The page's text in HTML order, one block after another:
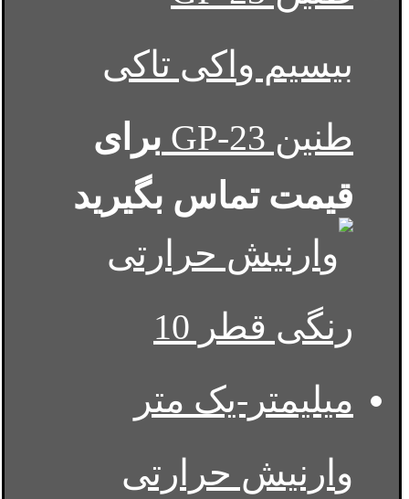
بیسیم واکی تاکی
طنین GP-23
برای
قیمت تماس بگیرید
وارنیش حرارتی